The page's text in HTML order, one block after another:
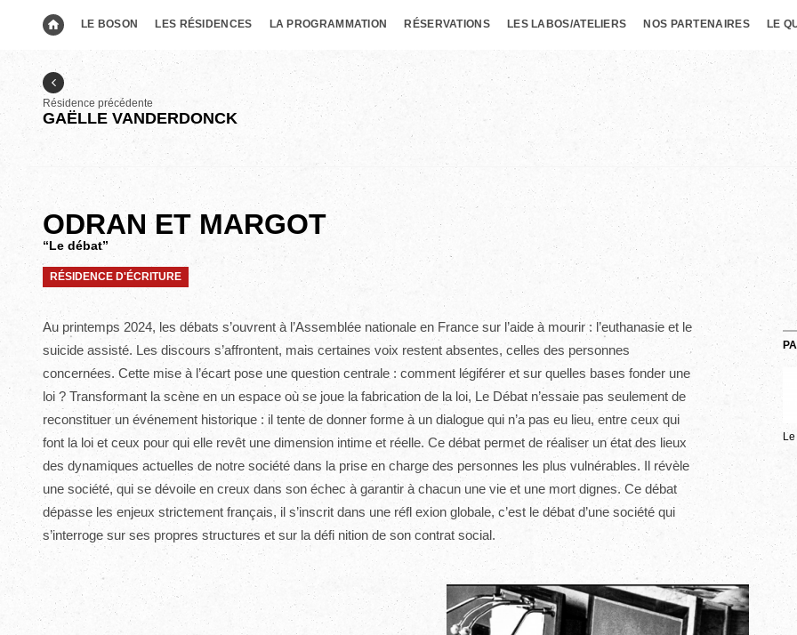
LE BOSON LES RÉSIDENCES LA PROGRAMMATION RÉSERVATIONS LES LABOS/ATELIERS NOS PARTENAIRES LE
Résidence précédente
GAËLLE VANDERDONCK
ODRAN ET MARGOT
“Le débat”
RÉSIDENCE D'ÉCRITURE
Au printemps 2024, les débats s’ouvrent à l’Assemblée nationale en France sur l’aide à mourir : l’euthanasie et le
suicide assisté. Les discours s’affrontent, mais certaines voix restent absentes, celles des personnes
concernées. Cette mise à l’écart pose une question centrale : comment légiférer et sur quelles bases fonder une
loi ? Transformant la scène en un espace où se joue la fabrication de la loi, Le Débat n’essaie pas seulement de
reconstituer un événement historique : il tente de donner forme à un dialogue qui n’a pas eu lieu, entre ceux qui
font la loi et ceux pour qui elle revêt une dimension intime et réelle. Ce débat permet de réaliser un état des lieux
des dynamiques actuelles de notre société dans la prise en charge des personnes les plus vulnérables. Il révèle
une société, qui se dévoile en creux dans son échec à garantir à chacun une vie et une mort dignes. Ce débat
dépasse les enjeux strictement français, il s’inscrit dans une réfl exion globale, c’est le débat d’une société qui
s’interroge sur ses propres structures et sur la défi nition de son contrat social.